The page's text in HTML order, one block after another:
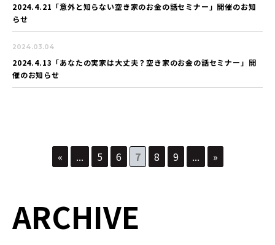
2024.4.21「意外と知らない空き家のお金の話セミナー」開催のお知
らせ
2024.03.04
2024.4.13「あなたの実家は大丈夫？空き家のお金の話セミナー」開
催のお知らせ
« ... 5 6 7 8 9 ... »
ARCHIVE